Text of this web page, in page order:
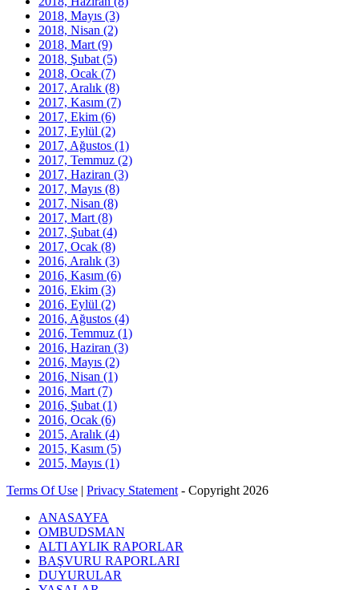
2018, Mayıs (3)
2018, Nisan (2)
2018, Mart (9)
2018, Şubat (5)
2018, Ocak (7)
2017, Aralık (8)
2017, Kasım (7)
2017, Ekim (6)
2017, Eylül (2)
2017, Ağustos (1)
2017, Temmuz (2)
2017, Haziran (3)
2017, Mayıs (8)
2017, Nisan (8)
2017, Mart (8)
2017, Şubat (4)
2017, Ocak (8)
2016, Aralık (3)
2016, Kasım (6)
2016, Ekim (3)
2016, Eylül (2)
2016, Ağustos (4)
2016, Temmuz (1)
2016, Haziran (3)
2016, Mayıs (2)
2016, Nisan (1)
2016, Mart (7)
2016, Şubat (1)
2016, Ocak (6)
2015, Aralık (4)
2015, Kasım (5)
2015, Mayıs (1)
Terms Of Use | Privacy Statement - Copyright 2026
ANASAYFA
OMBUDSMAN
ALTI AYLIK RAPORLAR
BAŞVURU RAPORLARI
DUYURULAR